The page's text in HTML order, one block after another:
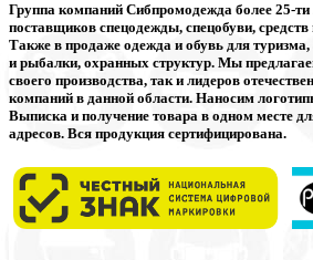
Группа компаний Сибпромодежда более 25-
поставщиков спецодежды, спецобуви,
Также в продаже одежда и обувь для
и рыбалки, охранных структур. Мы
своего производства, так и лидеров
компаний в данной области. Наносим
Выписка и получение товара в одном месте
адресов. Вся продукция сертифицирована.